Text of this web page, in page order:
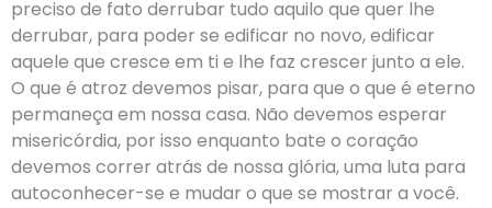
preciso de fato derrubar tudo aquilo que quer lhe
derrubar, para poder se edificar no novo, edificar
aquele que cresce em ti e lhe faz crescer junto a ele.
O que é atroz devemos pisar, para que o que é eterno
permaneça em nossa casa. Não devemos esperar
misericórdia, por isso enquanto bate o coração
devemos correr atrás de nossa glória, uma luta para
autoconhecer-se e mudar o que se mostrar a você.